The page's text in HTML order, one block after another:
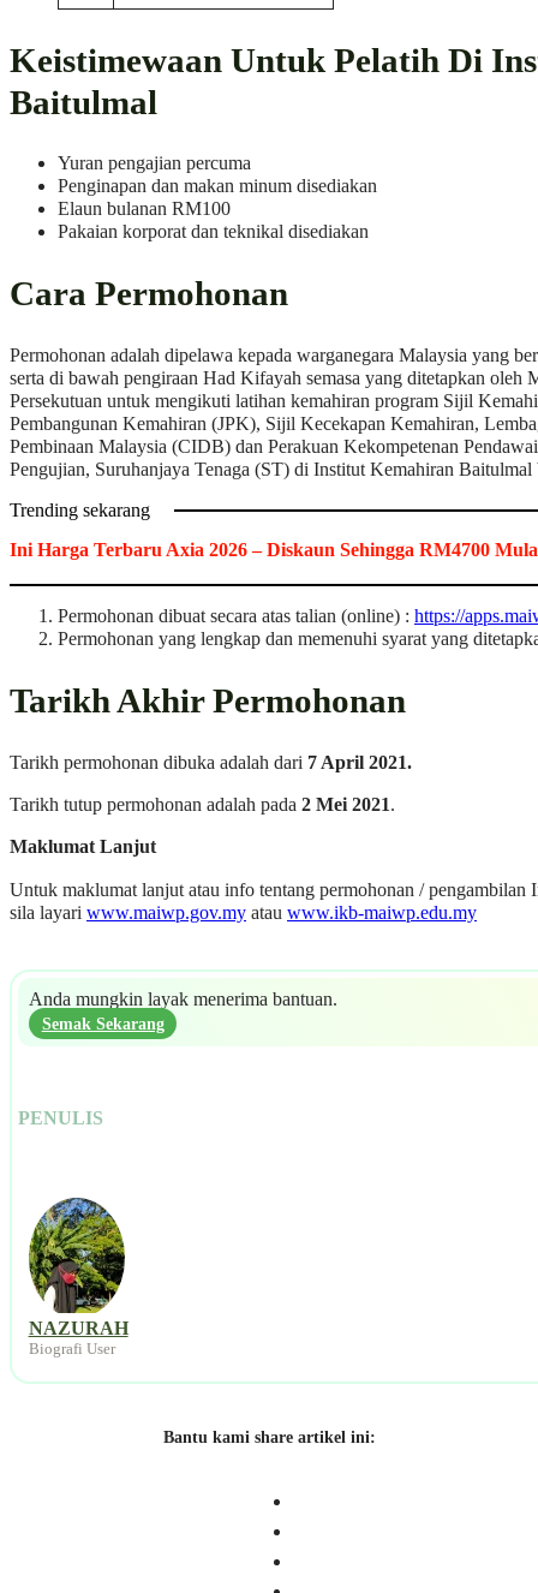
Keistimewaan Untuk Pelatih Di
Baitulmal
Yuran pengajian percuma
Penginapan dan makan minum disediakan
Elaun bulanan RM100
Pakaian korporat dan teknikal disediakan
Cara Permohonan
Permohonan adalah dipelawa kepada warganegara Malaysia yang
serta di bawah pengiraan Had Kifayah semasa yang ditetapkan oleh
Persekutuan untuk mengikuti latihan kemahiran program Sijil
Pembangunan Kemahiran (JPK), Sijil Kecekapan Kemahiran,
Pembinaan Malaysia (CIDB) dan Perakuan Kekompetenan
Pengujian, Suruhanjaya Tenaga (ST) di Institut Kemahiran
Trending sekarang
Ini Harga Terbaru Axia 2026 – Diskaun Sehingga RM4700
Permohonan dibuat secara atas talian (online) : https://
Permohonan yang lengkap dan memenuhi syarat yang
Tarikh Akhir Permohonan
Tarikh permohonan dibuka adalah dari 7 April 2021.
Tarikh tutup permohonan adalah pada 2 Mei 2021.
Maklumat Lanjut
Untuk maklumat lanjut atau info tentang permohonan /
sila layari www.maiwp.gov.my atau www.ikb-maiwp.edu.my
Anda mungkin layak menerima bantuan.
Semak Sekarang
PENULIS
NAZURAH
Biografi User
Bantu kami share artikel ini: